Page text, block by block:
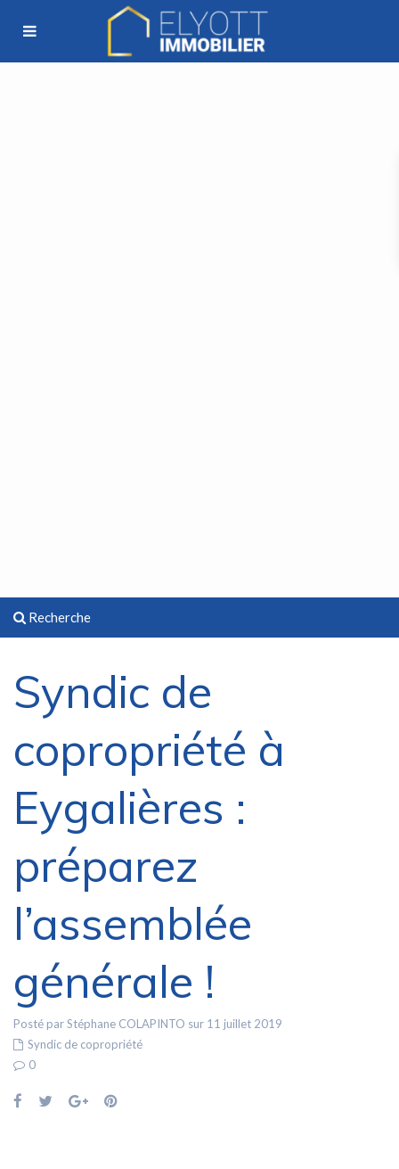
Recherche
Syndic de
copropriété à
Eygalières :
préparez
l’assemblée
générale !
Posté par Stéphane COLAPINTO sur 11 juillet 2019
Syndic de copropriété
0